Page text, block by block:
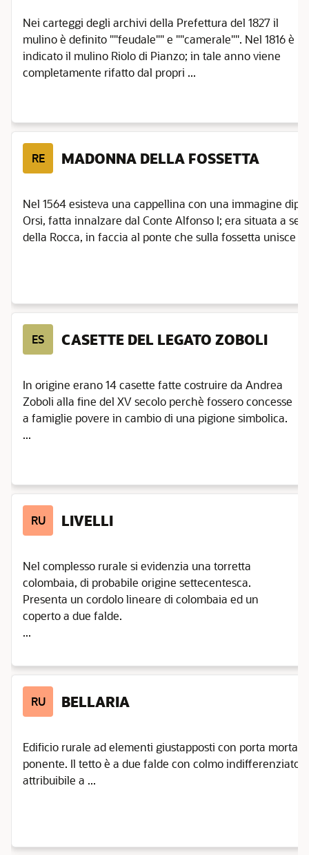
Nei carteggi degli archivi della Prefettura del 1827 il
mulino è definito ""feudale"" e ""camerale"". Nel 1816 è
indicato il mulino Riolo di Pianzo; in tale anno viene
completamente rifatto dal propri ...
RE MADONNA DELLA FOSSETTA
Nel 1564 esisteva una cappellina con una immagine
Orsi, fatta innalzare dal Conte Alfonso I; era situata a
della Rocca, in faccia al ponte che sulla fossetta unisce la
ES CASETTE DEL LEGATO ZOBOLI
In origine erano 14 casette fatte costruire da Andrea
Zoboli alla fine del XV secolo perchè fossero concesse
a famiglie povere in cambio di una pigione simbolica.
...
RU LIVELLI
Nel complesso rurale si evidenzia una torretta
colombaia, di probabile origine settecentesca.
Presenta un cordolo lineare di colombaia ed un
coperto a due falde.
...
RU BELLARIA
Edificio rurale ad elementi giustapposti con porta morta.
ponente. Il tetto è a due falde con colmo indifferenziato
attribuibile a ...